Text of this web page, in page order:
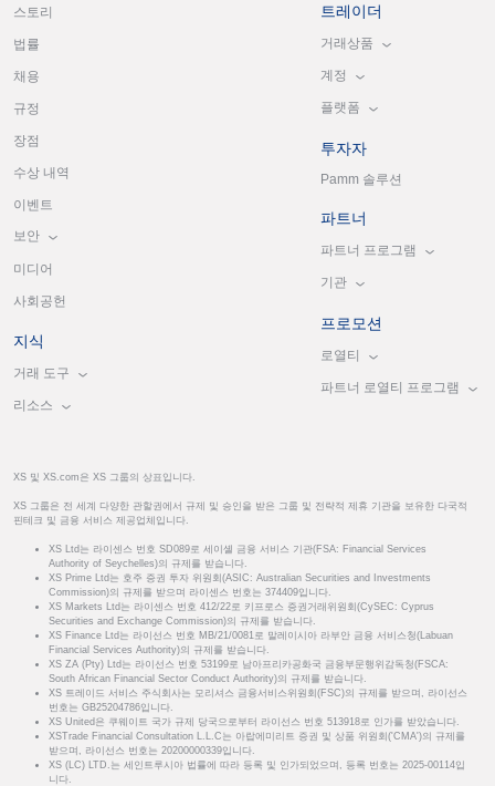
스토리
법률
채용
규정
장점
수상 내역
이벤트
보안
미디어
사회공헌
지식
거래 도구
리소스
트레이더
거래상품
계정
플랫폼
투자자
Pamm 솔루션
파트너
파트너 프로그램
기관
프로모션
로열티
파트너 로열티 프로그램
XS 및 XS.com은 XS 그룹의 상표입니다.
XS 그룹은 전 세계 다양한 관할권에서 규제 및 승인을 받은 그룹 및 전략적 제휴 기관을 보유한 다국적
핀테크 및 금융 서비스 제공업체입니다.
XS Ltd는 라이센스 번호 SD089로 세이셸 금융 서비스 기관(FSA: Financial Services
Authority of Seychelles)의 규제를 받습니다.
XS Prime Ltd는 호주 증권 투자 위원회(ASIC: Australian Securities and Investments
Commission)의 규제를 받으며 라이센스 번호는 374409입니다.
XS Markets Ltd는 라이센스 번호 412/22로 키프로스 증권거래위원회(CySEC: Cyprus
Securities and Exchange Commission)의 규제를 받습니다.
XS Finance Ltd는 라이선스 번호 MB/21/0081로 말레이시아 라부안 금융 서비스청(Labuan
Financial Services Authority)의 규제를 받습니다.
XS ZA (Pty) Ltd는 라이선스 번호 53199로 남아프리카공화국 금융부문행위감독청(FSCA:
South African Financial Sector Conduct Authority)의 규제를 받습니다.
XS 트레이드 서비스 주식회사는 모리셔스 금융서비스위원회(FSC)의 규제를 받으며, 라이선스
번호는 GB25204786입니다.
XS United은 쿠웨이트 국가 규제 당국으로부터 라이선스 번호 513918로 인가를 받았습니다.
XSTrade Financial Consultation L.L.C는 아랍에미리트 증권 및 상품 위원회('CMA')의 규제를
받으며, 라이선스 번호는 20200000339입니다.
XS (LC) LTD.는 세인트루시아 법률에 따라 등록 및 인가되었으며, 등록 번호는 2025-00114입
니다.